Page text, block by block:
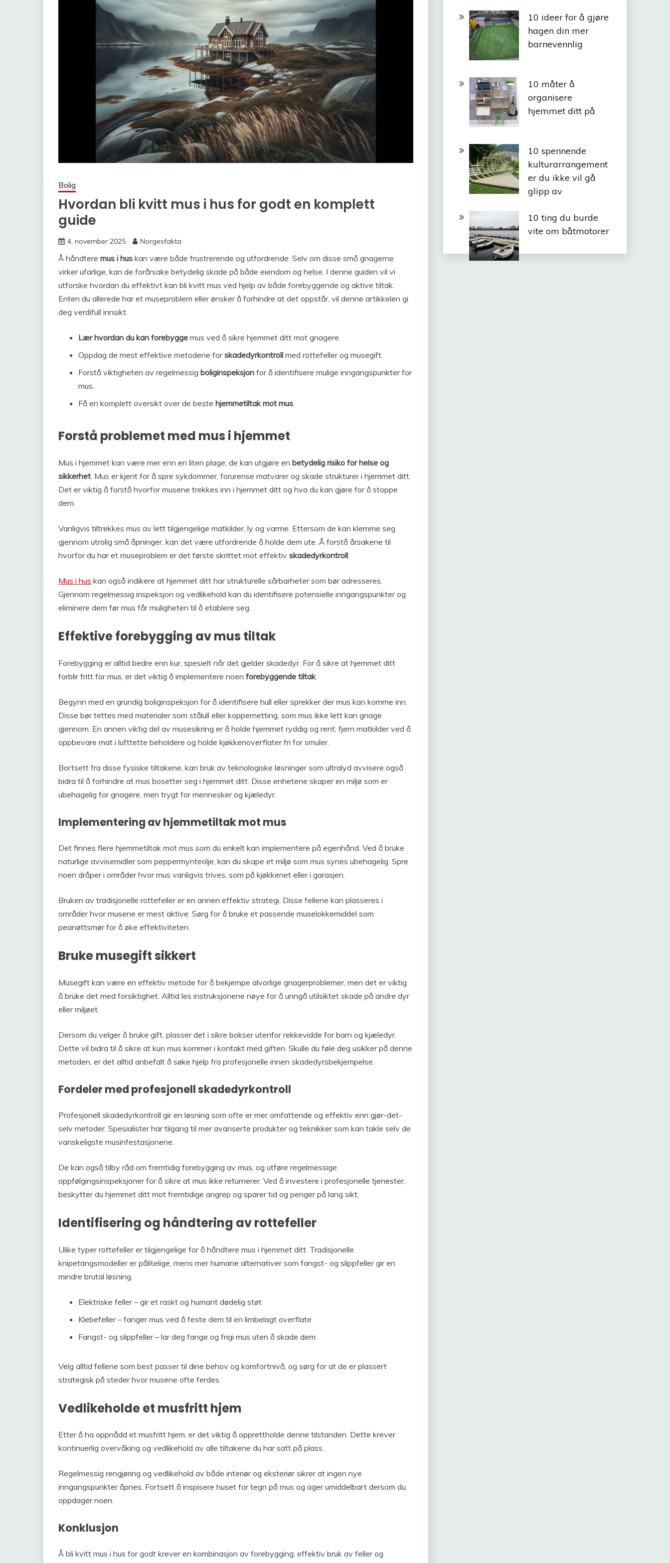
Bolig
Hvordan bli kvitt mus i hus for godt en komplett
guide
4. november 2025 Norgesfakta
Å håndtere mus i hus kan være både frustrerende og utfordrende. Selv om disse små gnagerne
virker ufarlige, kan de forårsake betydelig skade på både eiendom og helse. I denne guiden vil vi
utforske hvordan du effektivt kan bli kvitt mus ved hjelp av både forebyggende og aktive tiltak.
Enten du allerede har et museproblem eller ønsker å forhindre at det oppstår, vil denne artikkelen gi
deg verdifull innsikt.
Lær hvordan du kan forebygge mus ved å sikre hjemmet ditt mot gnagere.
Oppdag de mest effektive metodene forskadedyrkontroll med rottefeller og musegift.
Forstå viktigheten av regelmessig boliginspeksjon for å identifisere mulige inngangspunkter for
mus.
Få en komplett oversikt over de beste hjemmetiltak mot mus.
Forstå problemet med mus i hjemmet
Mus i hjemmet kan være mer enn en liten plage; de kan utgjøre en betydelig risiko for helse og
sikkerhet. Mus er kjent for å spre sykdommer, forurense matvarer og skade strukturer i hjemmet ditt.
Det er viktig å forstå hvorfor musene trekkes inn i hjemmet ditt og hva du kan gjøre for å stoppe
dem.
Vanligvis tiltrekkes mus av lett tilgjengelige matkilder, ly og varme. Ettersom de kan klemme seg
gjennom utrolig små åpninger, kan det være utfordrende å holde dem ute. Å forstå årsakene til
hvorfor du har et museproblem er det første skrittet mot effektiv skadedyrkontroll.
Mus i hus kan også indikere at hjemmet ditt har strukturelle sårbarheter som bør adresseres.
Gjennom regelmessig inspeksjon og vedlikehold kan du identifisere potensielle inngangspunkter og
eliminere dem før mus får muligheten til å etablere seg.
Effektive forebygging av mus tiltak
Forebygging er alltid bedre enn kur, spesielt når det gjelder skadedyr. For å sikre at hjemmet ditt
forblir fritt for mus, er det viktig å implementere noen forebyggende tiltak.
Begynn med en grundig boliginspeksjon for å identifisere hull eller sprekker der mus kan komme inn.
Disse bør tettes med materialer som stålull eller koppernetting, som mus ikke lett kan gnage
gjennom. En annen viktig del av musesikring er å holde hjemmet ryddig og rent; fjern matkilder ved å
oppbevare mat i lufttette beholdere og holde kjøkkenoverflater fri for smuler.
Bortsett fra disse fysiske tiltakene, kan bruk av teknologiske løsninger som ultralyd avvisere også
bidra til å forhindre at mus bosetter seg i hjemmet ditt. Disse enhetene skaper en miljø som er
ubehagelig for gnagere, men trygt for mennesker og kjæledyr.
Implementering av hjemmetiltak mot mus
Det finnes flere hjemmetiltak mot mus som du enkelt kan implementere på egenhånd. Ved å bruke
naturlige avvisemidler som peppermynteolje, kan du skape et miljø som mus synes ubehagelig. Spre
noen dråper i områder hvor mus vanligvis trives, som på kjøkkenet eller i garasjen.
Bruken av tradisjonelle rottefeller er en annen effektiv strategi. Disse fellene kan plasseres i
områder hvor musene er mest aktive. Sørg for å bruke et passende muselokkemiddel som
peanøttsmør for å øke effektiviteten.
Bruke musegift sikkert
Musegift kan være en effektiv metode for å bekjempe alvorlige gnagerproblemer, men det er viktig
å bruke det med forsiktighet. Alltid les instruksjonene nøye for å unngå utilsiktet skade på andre dyr
eller miljøet.
Dersom du velger å bruke gift, plasser det i sikre bokser utenfor rekkevidde for barn og kjæledyr.
Dette vil bidra til å sikre at kun mus kommer i kontakt med giften. Skulle du føle deg usikker på denne
metoden, er det alltid anbefalt å søke hjelp fra profesjonelle innen skadedyrsbekjempelse.
Fordeler med profesjonell skadedyrkontroll
Profesjonell skadedyrkontroll gir en løsning som ofte er mer omfattende og effektiv enn gjør-det-
selv metoder. Spesialister har tilgang til mer avanserte produkter og teknikker som kan takle selv de
vanskeligste musinfestasjonene.
De kan også tilby råd om fremtidig forebygging av mus, og utføre regelmessige
oppfølgingsinspeksjoner for å sikre at mus ikke returnerer. Ved å investere i profesjonelle tjenester,
beskytter du hjemmet ditt mot fremtidige angrep og sparer tid og penger på lang sikt.
Identifisering og håndtering av rottefeller
Ulike typer rottefeller er tilgjengelige for å håndtere mus i hjemmet ditt. Tradisjonelle
knipetangsmodeller er pålitelige, mens mer humane alternativer som fangst- og slippfeller gir en
mindre brutal løsning.
Elektriske feller – gir et raskt og humant dødelig støt
Klebefeller – fanger mus ved å feste dem til en limbelagt overflate
Fangst- og slippfeller – lar deg fange og frigi mus uten å skade dem
Velg alltid fellene som best passer til dine behov og komfortnivå, og sørg for at de er plassert
strategisk på steder hvor musene ofte ferdes.
Vedlikeholde et musfritt hjem
Etter å ha oppnådd et musfritt hjem, er det viktig å opprettholde denne tilstanden. Dette krever
kontinuerlig overvåking og vedlikehold av alle tiltakene du har satt på plass.
Regelmessig rengjøring og vedlikehold av både interiør og eksteriør sikrer at ingen nye
inngangspunkter åpnes. Fortsett å inspisere huset for tegn på mus og ager umiddelbart dersom du
oppdager noen.
Konklusjon
Å bli kvitt mus i hus for godt krever en kombinasjon av forebygging, effektiv bruk av feller og
10 ideer for å gjøre
hagen din mer
barnevennlig
10 måter å
organisere
hjemmet ditt på
10 spennende
kulturarrangement
er du ikke vil gå
glipp av
10 ting du burde
vite om båtmotorer